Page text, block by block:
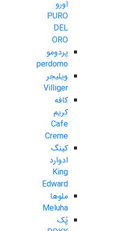
اورو
PURO
DEL
ORO
پردومو
perdomo
ویلیجر
Villiger
کافه
کریم
Cafe
Creme
کینگ
ادوارد
King
Edward
ملوها
Meluha
پُک